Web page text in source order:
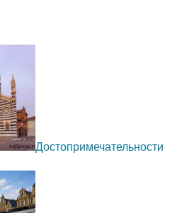
Достопримечательности